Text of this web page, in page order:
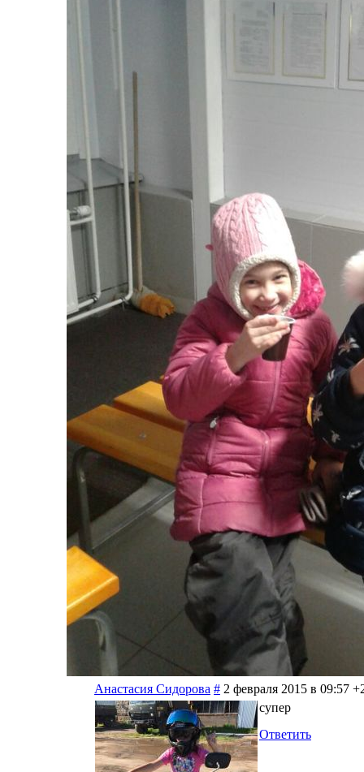
Анастасия Сидорова # 2 февраля 2015 в 09:57
супер
Ответить